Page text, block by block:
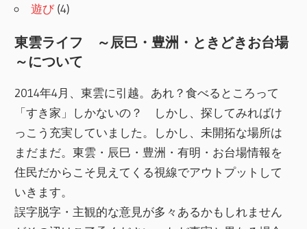
遊び (4)
東雲ライフ ～辰巳・豊洲・ときどきお台場
～について
2014年4月、東雲に引越。あれ？食べるところって
「すき家」しかないの？ しかし、探してみればけ
っこう充実していました。しかし、未開拓な場所は
まだまだ。東雲・辰巳・豊洲・有明・お台場情報を
住民だからこそ見えてくる視線でアウトプットして
いきます。
誤字脱字・主観的な意見が多々あるかもしれません